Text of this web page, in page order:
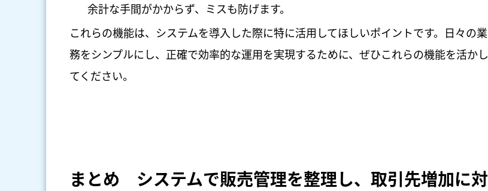
余計な手間がかからず、ミスも防げます。
これらの機能は、システムを導入した際に特に活用してほしいポイントです。日々の業
務をシンプルにし、正確で効率的な運用を実現するために、ぜひこれらの機能を活かし
てください。
まとめ システムで販売管理を整理し、取引先増加に対